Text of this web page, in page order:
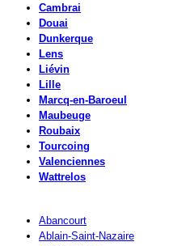
Cambrai
Douai
Dunkerque
Lens
Liévin
Lille
Marcq-en-Baroeul
Maubeuge
Roubaix
Tourcoing
Valenciennes
Wattrelos
Abancourt
Ablain-Saint-Nazaire